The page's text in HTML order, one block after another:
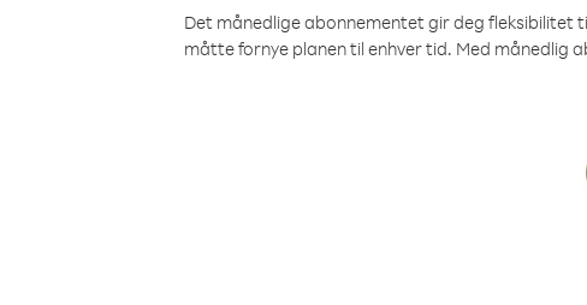
Det månedlige abonnementet gir deg fleksibilitet
måtte fornye planen til enhver tid. Med månedlig